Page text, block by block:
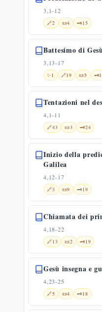
3,1-12
🔗2 📜4 🗝️15
Battesimo di
3,13-17
✨1 🔗19 📜5 🗝️
Tentazioni nel
4,1-11
🔗43 📜3 🗝️24
Inizio della
Galilea
4,12-17
🔗3 📜9 🗝️19
Chiamata dei
4,18-22
🔗13 📜2 🗝️19
Gesù insegna e
4,23-25
🔗5 📜4 🗝️18